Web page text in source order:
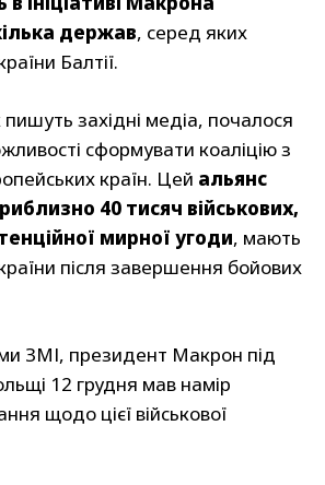
держав, серед яких
Балтії.
західні медіа, почалося
сформувати коаліцію з
країн. Цей альянс
40 тисяч військових,
мирної угоди, мають
після завершення бойових
ЗМІ, президент Макрон під
12 грудня мав намір
щодо цієї військової